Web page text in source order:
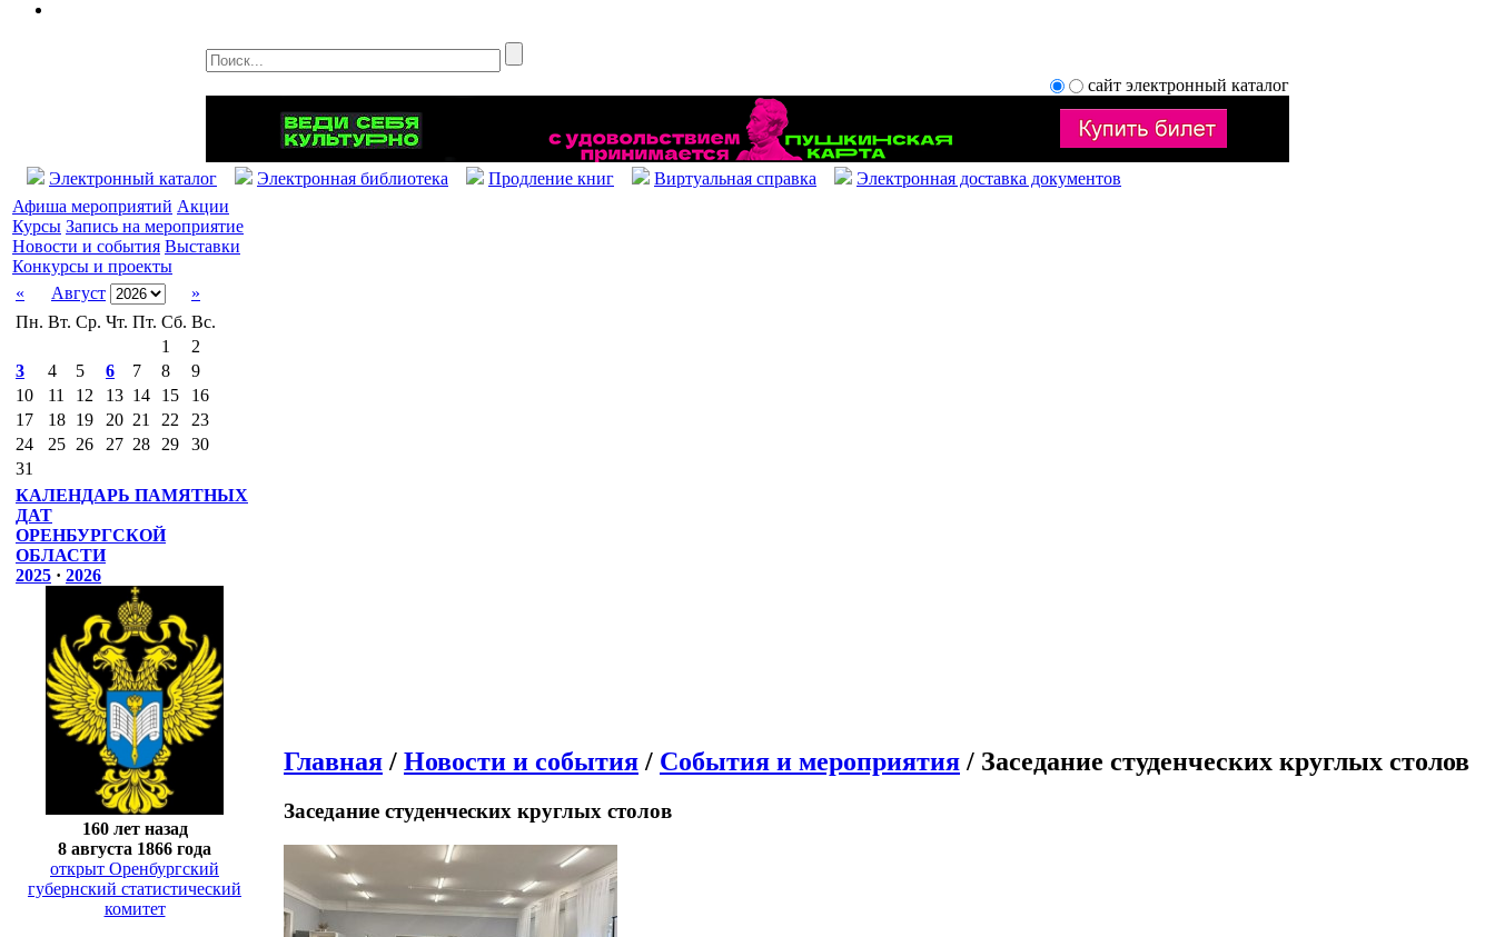
сайт электронный каталог
Электронный каталог Электронная библиотека Продление книг Виртуальная справка
Электронная доставка документов
Афиша мероприятий Акции
Курсы Запись на мероприятие
Новости и события Выставки
Конкурсы и проекты
«
Август
»
Пн. Вт. Ср. Чт. Пт. Сб. Вс.
1
2
3
4 5 6 7 8
9
10
11 12 13 14 15
16
17
18 19 20 21 22
23
24
25 26 27 28 29
30
31
КАЛЕНДАРЬ ПАМЯТНЫХ
ДАТ
ОРЕНБУРГСКОЙ
ОБЛАСТИ
2025 · 2026
160 лет назад
8 августа 1866 года
открыт Оренбургский
губернский статистический
комитет
Главная / Новости и события / События и мероприятия / Заседание студенческих круглых столов
Заседание студенческих круглых столов